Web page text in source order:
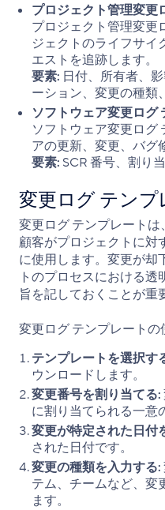
プロジェクト管理変更
プロジェクト管理変更
ジェクトのライフサイ
エストを追跡します。
要素: 日付、所有者、
ーション、変更の種類
ソフトウェア変更ログ
ソフトウェア変更ログ
アの更新、変更、バグ
要素: SCR 番号、割り
変更ログ テン
変更ログ テンプレートは
顧客がプロジェクトに対
に使用します。変更が却
トのプロセスにおける
旨を記しておくことが重
変更ログ テンプレートの
テンプレートを選択す
ウンロードします。
変更番号を割り当てる:
に割り当てられる一意
変更が特定された日付
された日付です。
変更の種類を入力する:
テム、チームなど、変
ます。